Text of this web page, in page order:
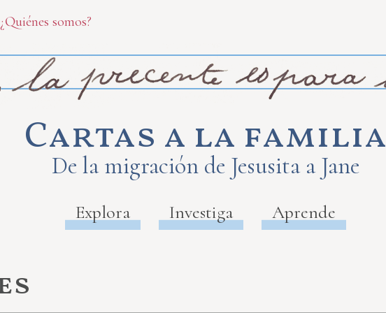
¿Quiénes somos?
Cartas a la familia
De la migración de Jesusita a Jane
Explora Investiga Aprende